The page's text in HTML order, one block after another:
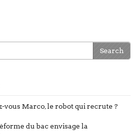
vous Marco, le robot qui recrute ?
du bac envisage la